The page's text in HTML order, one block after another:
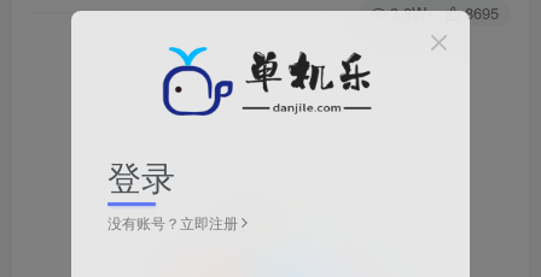
3.8W+ 8695
登录
没有账号？立即注册